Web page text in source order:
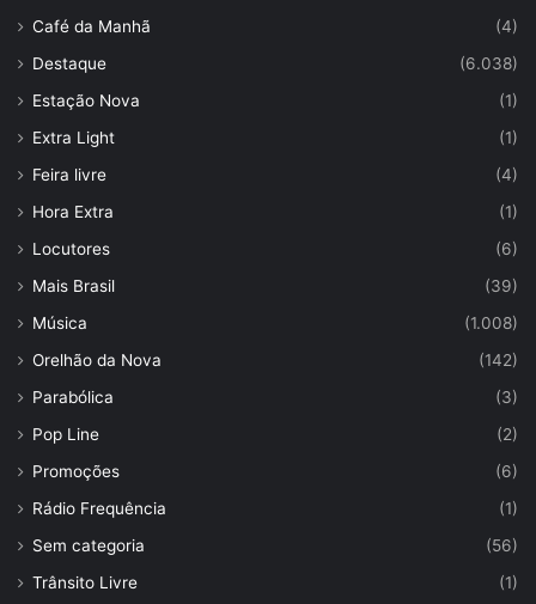
Café da Manhã
(4)
Destaque
(6.038)
Estação Nova
(1)
Extra Light
(1)
Feira livre
(4)
Hora Extra
(1)
Locutores
(6)
Mais Brasil
(39)
Música
(1.008)
Orelhão da Nova
(142)
Parabólica
(3)
Pop Line
(2)
Promoções
(6)
Rádio Frequência
(1)
Sem categoria
(56)
Trânsito Livre
(1)